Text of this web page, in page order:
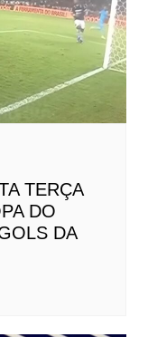
TERÇA
DO
DA